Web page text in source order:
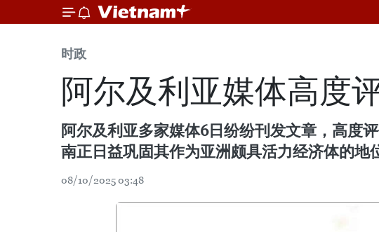
时政
阿尔及利亚媒体高度
阿尔及利亚多家媒体6日纷纷刊发文章，高度
南正日益巩固其作为亚洲颇具活力经济体的地
08/10/2025 03:48